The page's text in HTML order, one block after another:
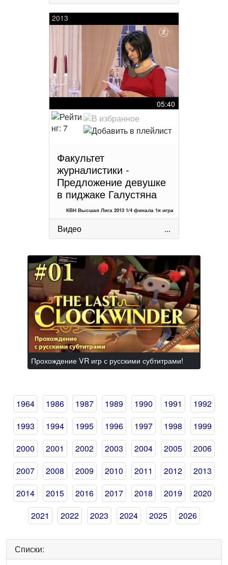
2013
05:40
Факультет
журналистики -
Предложение девушке
в пиджаке Галустяна
КВН Высшая Лига 2013 1/4 финала 1я игра
Видео ...
Прохождение VR игр с русскими субтитрами!
1964 1986 1987 1989 1990 1991
1992
1993
1994 1995 1996 1997 1998
1999
2000
2001 2002 2003 2004 2005
2006
2007
2008 2009 2010 2011 2012
2013
2014
2015 2016 2017 2018 2019
2020
2021
2022 2023 2024 2025 2026
Списки: